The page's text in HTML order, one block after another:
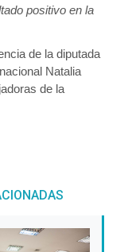
positivo en la
de la diputada
Natalia
de la